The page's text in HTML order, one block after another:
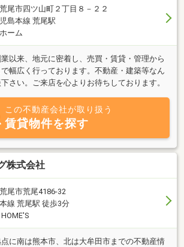
尾市四ツ山町２丁目８－２２
児島本線 荒尾駅
ーム
以来、地元に密着し、売買・賃貸・管理から
幅広く行っております。不動産・建築等なん
さい。ご来店を心よりお待ちしております。
この不動産会社が取り扱う
賃貸物件を探す
株式会社
尾市荒尾4186-32
線 荒尾駅 徒歩3分
に南は熊本市、北は大牟田市までの不動産情